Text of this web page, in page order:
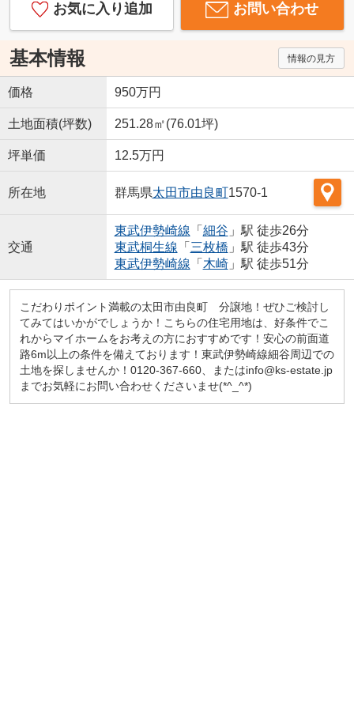
お気に入り追加 お問い合わせ
基本情報 情報の見方
価格 950万円
土地面積(坪数) 251.28㎡(76.01坪)
坪単価 12.5万円
所在地 群馬県太田市由良町1570-1
交通
東武伊勢崎線 「 細谷 」駅 徒歩26分
東武桐生線 「 三枚橋 」駅 徒歩43分
東武伊勢崎線 「 木崎」駅 徒歩51分
こだわりポイント満載の太田市由良町 分譲地！ぜひご検討し
てみてはいかがでしょうか！こちらの住宅用地は、好条件でこ
れからマイホームをお考えの方におすすめです！安心の前面道
路6m以上の条件を備えております！東武伊勢崎線細谷周辺での
土地を探しませんか！0120-367-660、またはinfo@ks-estate.jp
までお気軽にお問い合わせくださいませ(*^_^*)